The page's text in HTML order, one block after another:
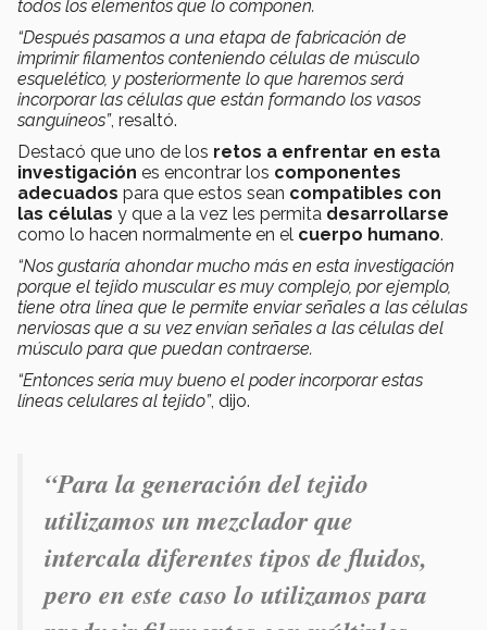
todos los elementos que lo componen.
“Después pasamos a una etapa de fabricación de
imprimir filamentos conteniendo células de músculo
esquelético, y posteriormente lo que haremos será
incorporar las células que están formando los vasos
sanguíneos”, resaltó.
Destacó que uno de los retos a enfrentar en esta
investigación es encontrar los componentes
adecuados para que estos sean compatibles con
las células y que a la vez les permita desarrollarse
como lo hacen normalmente en el cuerpo humano.
“Nos gustaría ahondar mucho más en esta investigación
porque el tejido muscular es muy complejo, por ejemplo,
tiene otra línea que le permite enviar señales a las células
nerviosas que a su vez envían señales a las células del
músculo para que puedan contraerse.
“Entonces sería muy bueno el poder incorporar estas
líneas celulares al tejido”, dijo.
“Para la generación del tejido
utilizamos un mezclador que
intercala diferentes tipos de fluidos,
pero en este caso lo utilizamos para